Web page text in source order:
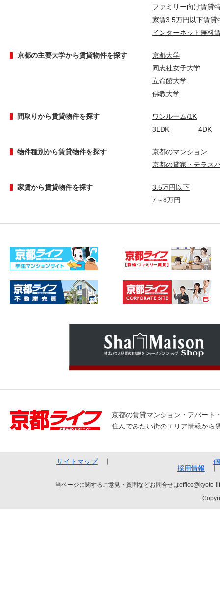
ファミリー向け賃貸
家賃3.5万円以下賃貸
インターネット無料
京都の主要大学から賃貸物件を探す
京都大学
同志社女子大学
立命館大学
佛教大学
間取りから賃貸物件を探す
ワンルーム/1K
3LDK
4DK
物件種別から賃貸物件を探す
京都のマンション
京都の貸家・テラス
家賃から賃貸物件を探す
3.5万円以下
7～8万円
京都の賃貸マンション・アパート
住んでみたい街のエリア情報から
サイトマップ
採用情報
当ページに関するご意見・質問などお問合せは